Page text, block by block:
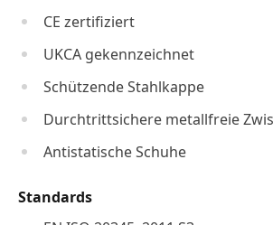
CE zertifiziert
UKCA gekennzeichnet
Schützende Stahlkappe
Durchtrittsichere metallfreie
Antistatische Schuhe
Standards